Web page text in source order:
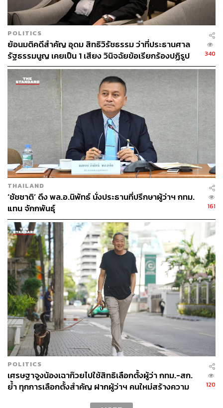
POLITICS
ย้อนมติคดีสำคัญ อุดม สิทธิวิรัชธรรม ว่าที่ประธานศาล
รัฐธรรมนูญ เคยเป็น 1 เสียง วินิจฉัยข้อเรียกร้องปฏิรูป
สถาบันฯ ไม่เข้าข่ายล้มล้าง
340
THAILAND
‘ชัชชาติ’ ดึง พล.อ.นิพัทธ์ นั่งประธานที่ปรึกษาผู้ว่าฯ กทม.
แทน จักกพันธุ์
161
POLITICS
เศรษฐาจูงน้องเฉาก๊วยไปใช้สิทธิเลือกตั้งผู้ว่า กทม.-สก.
ย้ำ ทุกการเลือกตั้งสำคัญ ฝากผู้ว่าฯ คนใหม่สร้างความ
120